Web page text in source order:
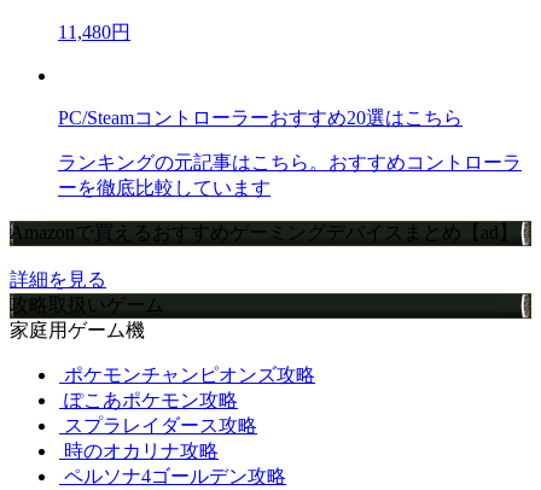
11,480円
PC/Steamコントローラーおすすめ20選はこちら
ランキングの元記事はこちら。おすすめコントローラ
ーを徹底比較しています
Amazonで買えるおすすめゲーミングデバイスまとめ【ad】
詳細を見る
攻略取扱いゲーム
家庭用ゲーム機
ポケモンチャンピオンズ攻略
ぽこあポケモン攻略
スプラレイダース攻略
時のオカリナ攻略
ペルソナ4ゴールデン攻略